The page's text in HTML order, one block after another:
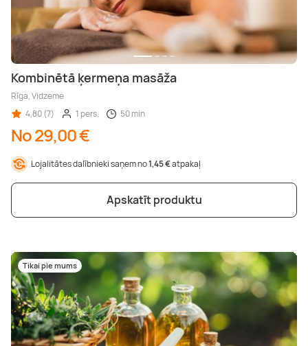
Kombinētā ķermeņa masāža
Rīga, Vidzeme
4,80 (7)
1 pers. 50 min
No 29,00 €
Lojalitātes dalībnieki saņem no1,45 €atpakaļ
Apskatīt produktu
Tikai pie mums